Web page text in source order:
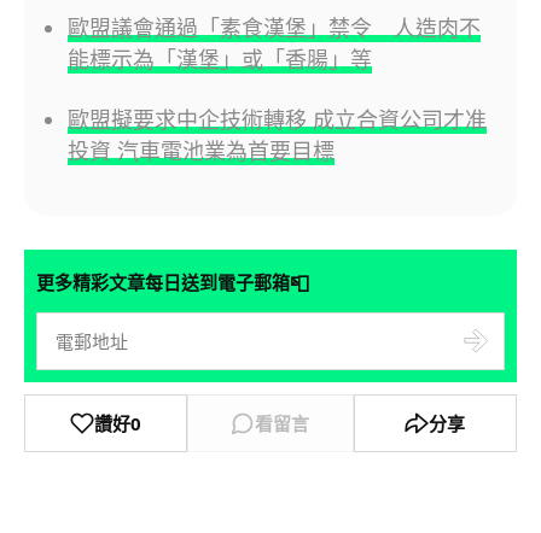
歐盟議會通過「素食漢堡」禁令 人造肉不
能標示為「漢堡」或「香腸」等
歐盟擬要求中企技術轉移 成立合資公司才准
投資 汽車電池業為首要目標
更多精彩文章每日送到電子郵箱📮
讚好0 看留言 分享